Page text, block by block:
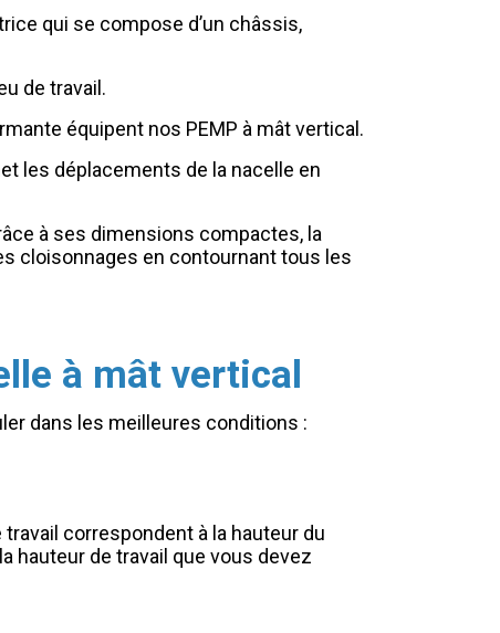
qui se compose d’un châssis,
de travail.
équipent nos PEMP à mât vertical.
les déplacements de la nacelle en
à ses dimensions compactes, la
cloisonnages en contournant tous les
à mât vertical
dans les meilleures conditions :
correspondent à la hauteur du
hauteur de travail que vous devez